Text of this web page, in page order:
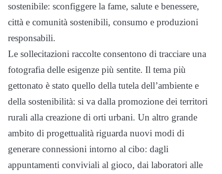
sostenibile: sconfiggere la fame, salute e benessere,
città e comunità sostenibili, consumo e produzioni
responsabili.
Le sollecitazioni raccolte consentono di tracciare una
fotografia delle esigenze più sentite. Il tema più
gettonato è stato quello della tutela dell’ambiente e
della sostenibilità: si va dalla promozione dei territori
rurali alla creazione di orti urbani. Un altro grande
ambito di progettualità riguarda nuovi modi di
generare connessioni intorno al cibo: dagli
appuntamenti conviviali al gioco, dai laboratori alle